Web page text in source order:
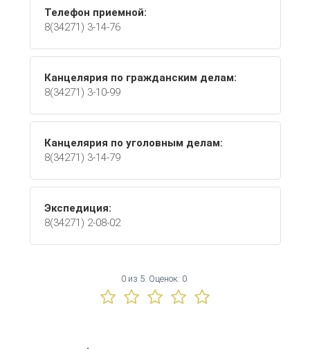
Телефон приемной:
8(34271) 3-14-76
Канцелярия по гражданским делам:
8(34271) 3-10-99
Канцелярия по уголовным делам:
8(34271) 3-14-79
Экспедиция:
8(34271) 2-08-02
0 из 5. Оценок: 0